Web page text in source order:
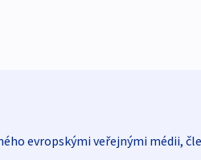
evropskými veřejnými médii,